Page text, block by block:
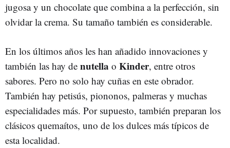
jugosa y un chocolate que combina a la perfección, sin
olvidar la crema. Su tamaño también es considerable.
En los últimos años les han añadido innovaciones y
también las hay de nutella o Kinder, entre otros
sabores. Pero no solo hay cuñas en este obrador.
También hay petisús, piononos, palmeras y muchas
especialidades más. Por supuesto, también preparan los
clásicos quemaítos, uno de los dulces más típicos de
esta localidad.